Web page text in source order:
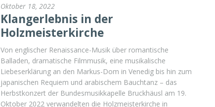
Oktober 18, 2022
Klangerlebnis in der
Holzmeisterkirche
Von englischer Renaissance-Musik über romantische
Balladen, dramatische Filmmusik, eine musikalische
Liebeserklärung an den Markus-Dom in Venedig bis hin zum
japanischen Requiem und arabischem Bauchtanz – das
Herbstkonzert der Bundesmusikkapelle Bruckhäusl am 19.
Oktober 2022 verwandelten die Holzmeisterkirche in